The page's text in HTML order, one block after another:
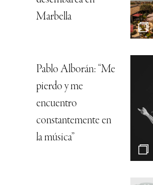
Marbella
Pablo Alborán: “Me
pierdo y me
encuentro
constantemente en
la música”